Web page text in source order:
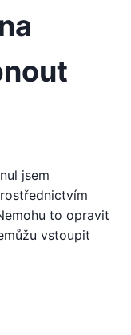
jsem
to opravit
vstoupit